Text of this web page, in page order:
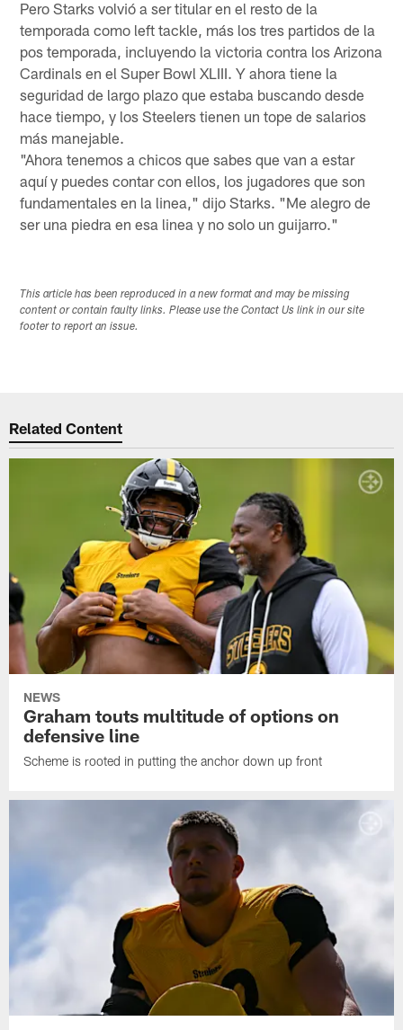
Pero Starks volvió a ser titular en el resto de la
temporada como left tackle, más los tres partidos de la
pos temporada, incluyendo la victoria contra los Arizona
Cardinals en el Super Bowl XLIII. Y ahora tiene la
seguridad de largo plazo que estaba buscando desde
hace tiempo, y los Steelers tienen un tope de salarios
más manejable.
"Ahora tenemos a chicos que sabes que van a estar
aquí y puedes contar con ellos, los jugadores que son
fundamentales en la linea," dijo Starks. "Me alegro de
ser una piedra en esa linea y no solo un guijarro."
This article has been reproduced in a new format and may be missing
content or contain faulty links. Please use the Contact Us link in our site
footer to report an issue.
Related Content
NEWS
Graham touts multitude of options on
defensive line
Scheme is rooted in putting the anchor down up front